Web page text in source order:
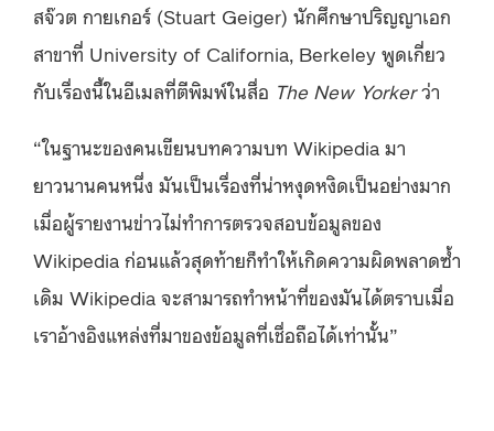
สจ๊วต กายเกอร์ (Stuart Geiger) นักศึกษาปริญญาเอก
สาขาที่ University of California, Berkeley พูดเกี่ยว
กับเรื่องนี้ในอีเมลที่ตีพิมพ์ในสื่อ The New Yorkerว่า
“ในฐานะของคนเขียนบทความบท Wikipedia มา
ยาวนานคนหนึ่ง มันเป็นเรื่องที่น่าหงุดหงิดเป็นอย่างมาก
เมื่อผู้รายงานข่าวไม่ทำการตรวจสอบข้อมูลของ
Wikipedia ก่อนแล้วสุดท้ายก็ทำให้เกิดความผิดพลาดซ้ำ
เดิม Wikipedia จะสามารถทำหน้าที่ของมันได้ตราบเมื่อ
เราอ้างอิงแหล่งที่มาของข้อมูลที่เชื่อถือได้เท่านั้น”